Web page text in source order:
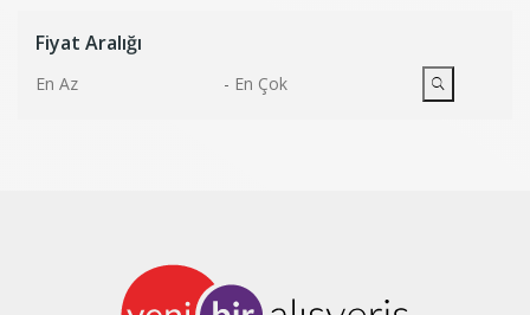
ACER(1)
Fiyat Aralığı
-